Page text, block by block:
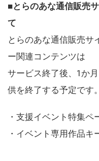
■とらのあな通信販売
て
とらのあな通信販売サ
ー関連コンテンツは
サービス終了後、1か
供を終了する予定です。
・支援イベント特集ペ
・イベント専用作品キ